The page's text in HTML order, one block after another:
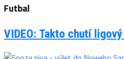
Futbal
VIDEO: Takto chutí